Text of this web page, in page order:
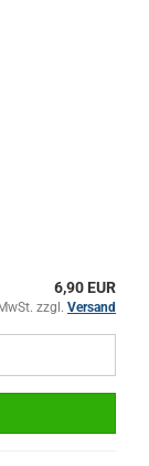
6,90 EUR
zzgl. Versand